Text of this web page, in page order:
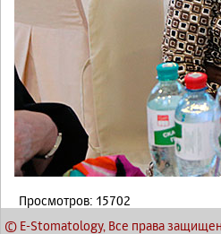
Просмотров: 15702
© E-Stomatology, Все права